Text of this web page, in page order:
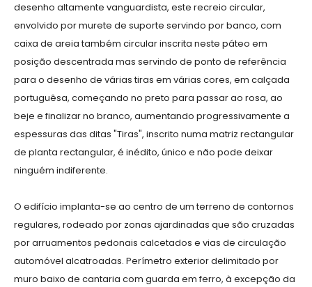
desenho altamente vanguardista, este recreio circular,
envolvido por murete de suporte servindo por banco, com
caixa de areia também circular inscrita neste páteo em
posição descentrada mas servindo de ponto de referência
para o desenho de várias tiras em várias cores, em calçada
portuguêsa, começando no preto para passar ao rosa, ao
beje e finalizar no branco, aumentando progressivamente a
espessuras das ditas "Tiras", inscrito numa matriz rectangular
de planta rectangular, é inédito, único e não pode deixar
ninguém indiferente.
O edifício implanta-se ao centro de um terreno de contornos
regulares, rodeado por zonas ajardinadas que são cruzadas
por arruamentos pedonais calcetados e vias de circulação
automóvel alcatroadas. Perímetro exterior delimitado por
muro baixo de cantaria com guarda em ferro, à excepção da